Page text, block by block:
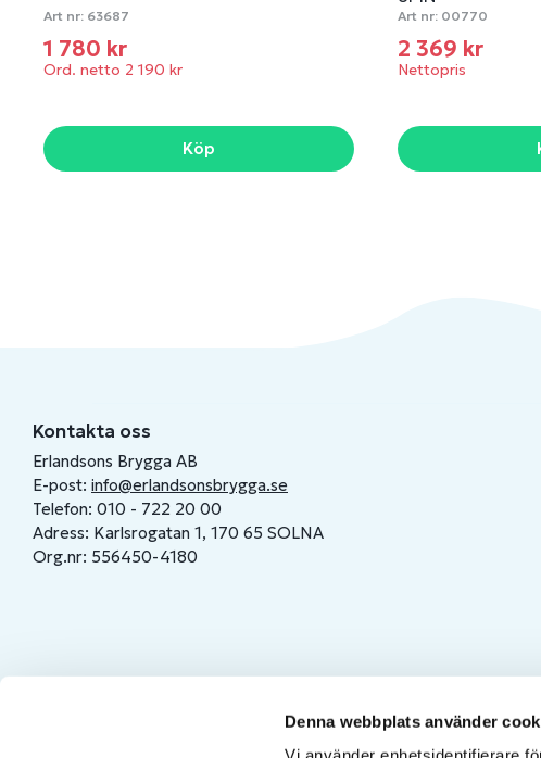
Denna webbplats använder
Art nr: 63687
1 780 kr
Ord. netto 2 190 kr
Köp
Art nr: 00770
2 369 kr
Nettopris
Kontakta oss
Erlandsons Brygga AB
E-post: info@erlandsonsbrygga.se
Telefon: 010 - 722 20 00
Adress: Karlsrogatan 1, 170 65 SOLNA
Org.nr: 556450-4180